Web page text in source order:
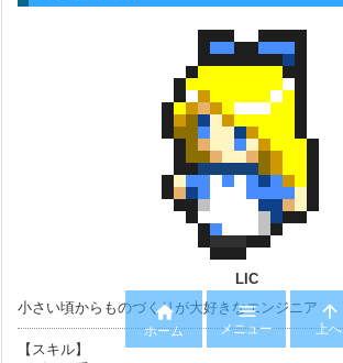
LIC
小さい頃からものづくりが大好きなエンジニア
【スキル】

ホーム

メニュー

上へ